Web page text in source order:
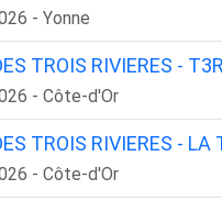
- Yonne
TROIS RIVIERES - T3R
- Côte-d'Or
TROIS RIVIERES - LA
- Côte-d'Or